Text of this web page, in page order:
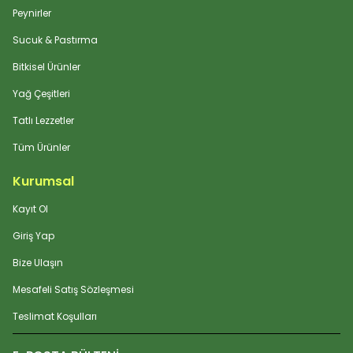
Peynirler
Sucuk & Pastırma
Bitkisel Ürünler
Yağ Çeşitleri
Tatlı Lezzetler
Tüm Ürünler
Kurumsal
Kayıt Ol
Giriş Yap
Bize Ulaşın
Mesafeli Satış Sözleşmesi
Teslimat Koşulları